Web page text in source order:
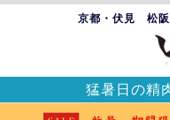
京都・伏見 松
猛暑日の精